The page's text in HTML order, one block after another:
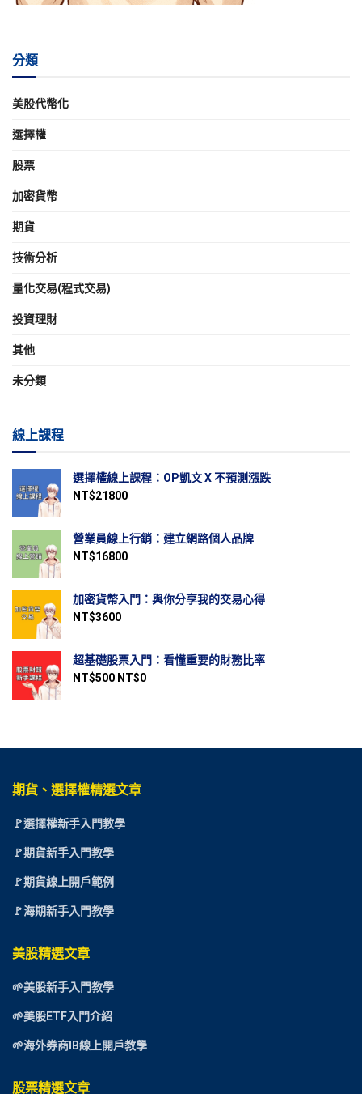
分類
美股代幣化
選擇權
股票
加密貨幣
期貨
技術分析
量化交易(程式交易)
投資理財
其他
未分類
線上課程
選擇權線上課程：OP凱文 X 不預測漲跌
NT$21800
營業員線上行銷：建立網路個人品牌
NT$16800
加密貨幣入門：與你分享我的交易心得
NT$3600
超基礎股票入門：看懂重要的財務比率
NT$500 NT$0
期貨、選擇權精選文章
🚩選擇權新手入門教學
🚩期貨新手入門教學
🚩期貨線上開戶範例
🚩海期新手入門教學
美股精選文章
🌱美股新手入門教學
🌱美股ETF入門介紹
🌱海外券商IB線上開戶教學
股票精選文章